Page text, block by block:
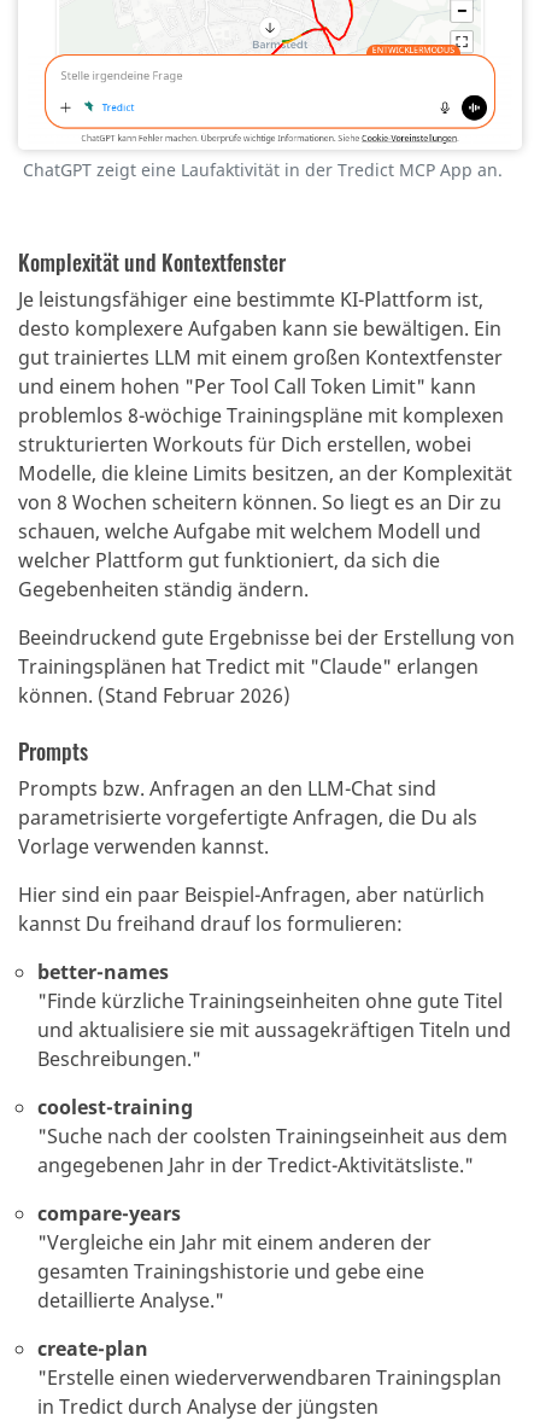
ChatGPT zeigt eine Laufaktivität in der Tredict MCP App an.
Komplexität und Kontextfenster
Je leistungsfähiger eine bestimmte KI-Plattform ist,
desto komplexere Aufgaben kann sie bewältigen. Ein
gut trainiertes LLM mit einem großen Kontextfenster
und einem hohen "Per Tool Call Token Limit" kann
problemlos 8-wöchige Trainingspläne mit komplexen
strukturierten Workouts für Dich erstellen, wobei
Modelle, die kleine Limits besitzen, an der Komplexität
von 8 Wochen scheitern können. So liegt es an Dir zu
schauen, welche Aufgabe mit welchem Modell und
welcher Plattform gut funktioniert, da sich die
Gegebenheiten ständig ändern.
Beeindruckend gute Ergebnisse bei der Erstellung von
Trainingsplänen hat Tredict mit "Claude" erlangen
können. (Stand Februar 2026)
Prompts
Prompts bzw. Anfragen an den LLM-Chat sind
parametrisierte vorgefertigte Anfragen, die Du als
Vorlage verwenden kannst.
Hier sind ein paar Beispiel-Anfragen, aber natürlich
kannst Du freihand drauf los formulieren:
better-names
"Finde kürzliche Trainingseinheiten ohne gute Titel
und aktualisiere sie mit aussagekräftigen Titeln und
Beschreibungen."
coolest-training
"Suche nach der coolsten Trainingseinheit aus dem
angegebenen Jahr in der Tredict-Aktivitätsliste."
compare-years
"Vergleiche ein Jahr mit einem anderen der
gesamten Trainingshistorie und gebe eine
detaillierte Analyse."
create-plan
"Erstelle einen wiederverwendbaren Trainingsplan
in Tredict durch Analyse der jüngsten